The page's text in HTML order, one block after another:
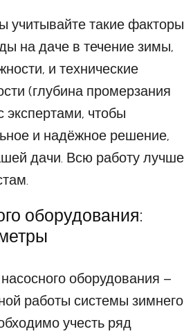
учитывайте такие факторы
на даче в течение зимы,
и технические
(глубина промерзания
экспертами, чтобы
и надёжное решение,
дачи. Всю работу лучше
оборудования:
оборудования –
работы системы зимнего
учесть ряд